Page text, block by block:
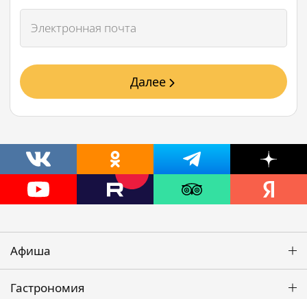
Далее
Афиша
Гастрономия